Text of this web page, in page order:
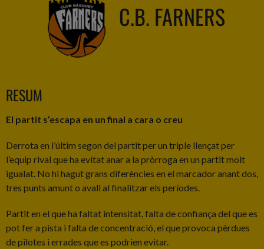
C.B. FARNERS
RESUM
El partit s’escapa en un final a cara o creu
Derrota en l’últim segon del partit per un triple llençat per
l’equip rival que ha evitat anar a la pròrroga en un partit molt
igualat. No hi hagut grans diferències en el marcador anant dos,
tres punts amunt o avall al finalitzar els períodes.
Partit en el que ha faltat intensitat, falta de confiança del que es
pot fer a pista i falta de concentració, el que provoca pèrdues
de pilotes i errades que es podrien evitar.